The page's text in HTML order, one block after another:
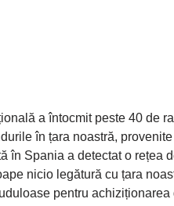
a întocmit peste 40 de
în țara noastră,
în Spania a detectat o rețea
nicio legătură cu țara
pentru